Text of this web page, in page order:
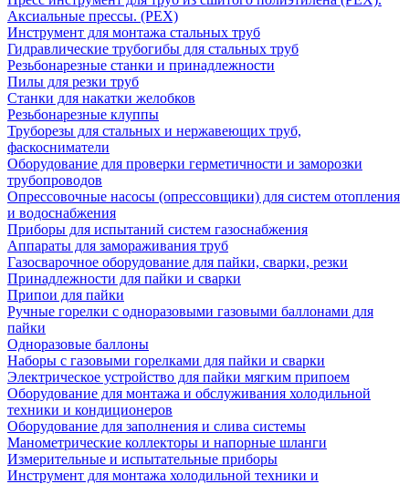
Аксиальные прессы. (PEX)
Инструмент для монтажа стальных труб
Гидравлические трубогибы для стальных труб
Резьбонарезные станки и принадлежности
Пилы для резки труб
Станки для накатки желобков
Резьбонарезные клуппы
Труборезы для стальных и нержавеющих труб,
фаскосниматели
Оборудование для проверки герметичности и заморозки
трубопроводов
Опрессовочные насосы (опрессовщики) для систем отопления
и водоснабжения
Приборы для испытаний систем газоснабжения
Аппараты для замораживания труб
Газосварочное оборудование для пайки, сварки, резки
Принадлежности для пайки и сварки
Припои для пайки
Ручные горелки с одноразовыми газовыми баллонами для
пайки
Одноразовые баллоны
Наборы с газовыми горелками для пайки и сварки
Электрическое устройство для пайки мягким припоем
Оборудование для монтажа и обслуживания холодильной
техники и кондиционеров
Оборудование для заполнения и слива системы
Манометрические коллекторы и напорные шланги
Измерительные и испытательные приборы
Инструмент для монтажа холодильной техники и